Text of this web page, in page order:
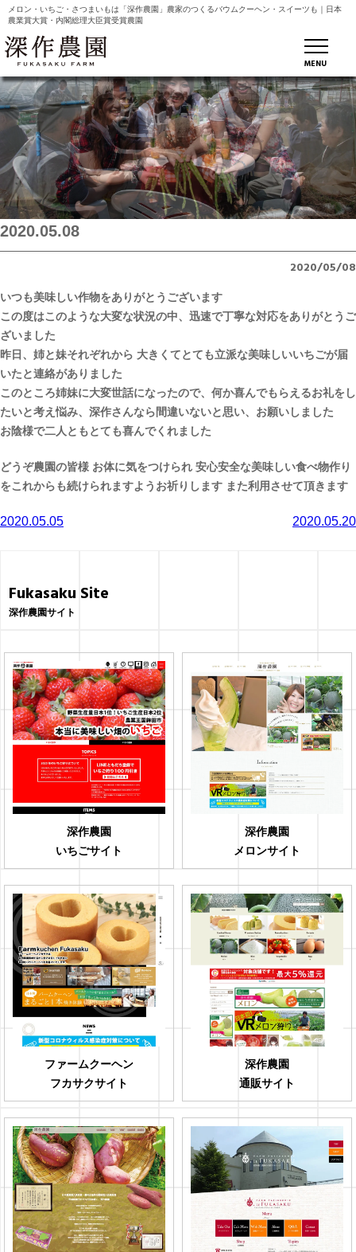
メロン・いちご・さつまいもは「深作農園」農家のつくるバウムクーヘン・スイーツも｜日本
農業賞大賞・内閣総理大臣賞受賞農園
MENU
2020.05.08
2020/05/08
いつも美味しい作物をありがとうございます
この度はこのような大変な状況の中、迅速で丁寧な対応をありがとうご
ざいました
昨日、姉と妹それぞれから 大きくてとても立派な美味しいいちごが届
いたと連絡がありました
このところ姉妹に大変世話になったので、何か喜んでもらえるお礼をし
たいと考え悩み、深作さんなら間違いないと思い、お願いしました
お陰様で二人ともとても喜んでくれました
どうぞ農園の皆様 お体に気をつけられ 安心安全な美味しい食べ物作り
をこれからも続けられますようお祈りします また利用させて頂きます
投
ナ
ビ
ー
シ
ョ
2020.05.05 2020.05.20
Fukasaku Site
深作農園サイト
深作農園
いちごサイト
深作農園
メロンサイト
ファームクーヘン
フカサクサイト
深作農園
通販サイト